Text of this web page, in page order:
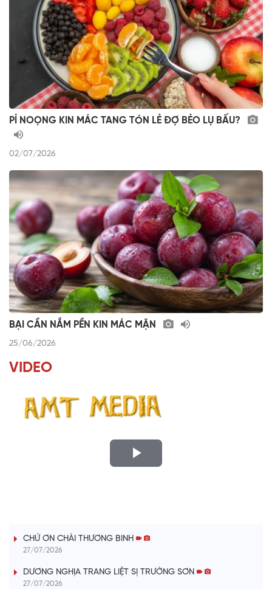
PỈ NOỌNG KIN MÁC TANG TÓN LẺ ĐỢ BẺO LỤ BẤU?
02/07/2026
BẠI CẦN NẮM PỀN KIN MÁC MẶN
25/06/2026
VIDEO
P
V
CHỨ ƠN CHÀI THƯƠNG BINH
27/07/2026
DƯƠNG NGHỊA TRANG LIỆT SỊ TRƯỜNG SƠN
27/07/2026